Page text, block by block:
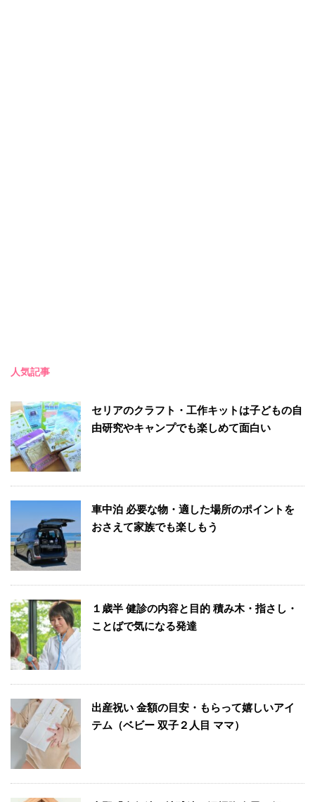
人気記事
セリアのクラフト・工作キットは子どもの自
由研究やキャンプでも楽しめて面白い
車中泊 必要な物・適した場所のポイントを
おさえて家族でも楽しもう
１歳半 健診の内容と目的 積み木・指さし・
ことばで気になる発達
出産祝い 金額の目安・もらって嬉しいアイ
テム（ベビー 双子２人目 ママ）